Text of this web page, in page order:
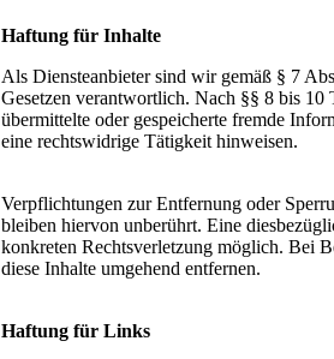
Haftung für Inhalte
Als Diensteanbieter sind wir gemäß § 7
Gesetzen verantwortlich. Nach §§ 8 bis
übermittelte oder gespeicherte fremde
eine rechtswidrige Tätigkeit hinweisen.
Verpflichtungen zur Entfernung oder
bleiben hiervon unberührt. Eine
konkreten Rechtsverletzung möglich. Bei
diese Inhalte umgehend entfernen.
Haftung für Links